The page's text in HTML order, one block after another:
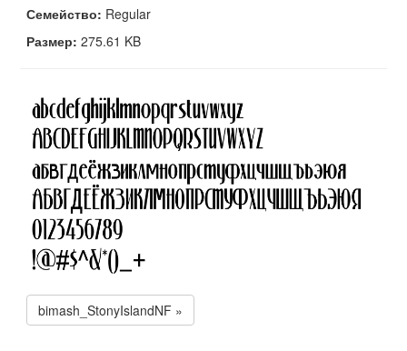
Семейство: Regular
Размер: 275.61 KB
bimash_StonyIslandNF »